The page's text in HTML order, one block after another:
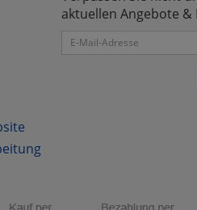
aktuellen Angebote &